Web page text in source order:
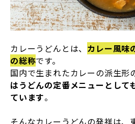
カレーうどんとは、 カレー風味
の総称です。
国内で生まれたカレーの派生形
はうどんの定番メニューとして
ています。